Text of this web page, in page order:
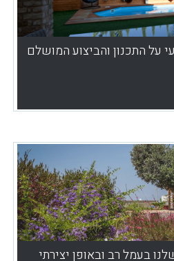
על התכנון והביצוע המושלם
בעמל רב ובאופן יצירתי